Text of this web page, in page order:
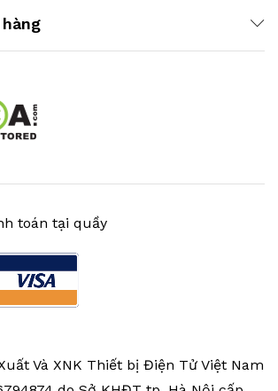
Và XNK Thiết bị Điện Tử Việt Nam
toán tại quầy